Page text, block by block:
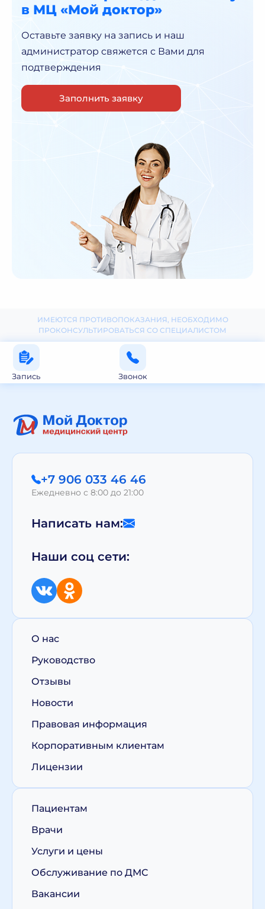
в МЦ «Мой доктор»
Оставьте заявку на запись и наш
администратор свяжется с Вами для
подтверждения
Заполнить заявку
ИМЕЮТСЯ ПРОТИВОПОКАЗАНИЯ, НЕОБХОДИМО
ПРОКОНСУЛЬТИРОВАТЬСЯ СО СПЕЦИАЛИСТОМ
Запись Звонок
+7 906 033 46 46
Ежедневно с 8:00 до 21:00
Написать нам:
Наши соц сети:
О нас
Руководство
Отзывы
Новости
Правовая информация
Корпоративным клиентам
Лицензии
Пациентам
Врачи
Услуги и цены
Обслуживание по ДМС
Вакансии